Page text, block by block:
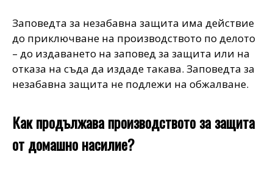
Заповедта за незабавна защита има действие
до приключване на производството по делото
– до издаването на заповед за защита или на
отказа на съда да издаде такава. Заповедта за
незабавна защита не подлежи на обжалване.
Как продължава производството за защита
от домашно насилие?